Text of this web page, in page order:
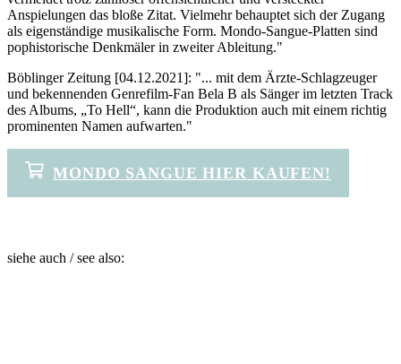
Anspielungen das bloße Zitat. Vielmehr behauptet sich der Zugang
als eigenständige musikalische Form. Mondo-Sangue-Platten sind
pophistorische Denkmäler in zweiter Ableitung."
Böblinger Zeitung [04.12.2021]: "... mit dem Ärzte-Schlagzeuger
und bekennenden Genrefilm-Fan Bela B als Sänger im letzten Track
des Albums, „To Hell“, kann die Produktion auch mit einem richtig
prominenten Namen aufwarten."
MONDO SANGUE HIER KAUFEN!
siehe auch / see also: